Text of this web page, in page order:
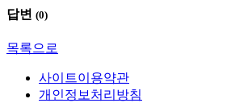
답변 (0)
목록으로
사이트이용약관
개인정보처리방침